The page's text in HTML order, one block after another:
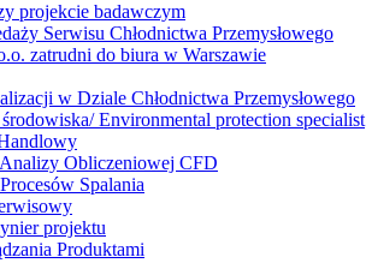
projekcie badawczym
Serwisu Chłodnictwa Przemysłowego
zatrudni do biura w Warszawie
w Dziale Chłodnictwa Przemysłowego
Environmental protection specialist
Obliczeniowej CFD
Spalania
projektu
Produktami